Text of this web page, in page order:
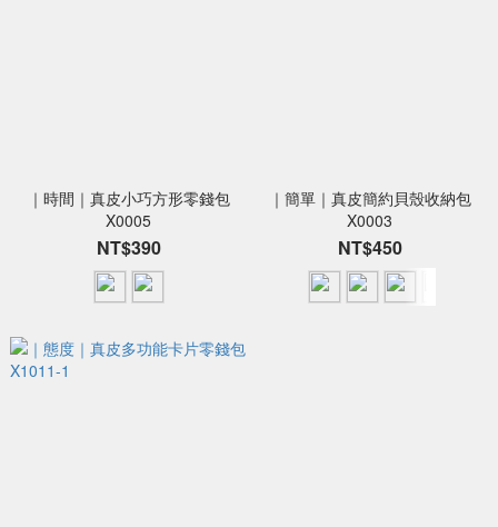
｜時間｜真皮小巧方形零錢包
X0005
NT$390
｜簡單｜真皮簡約貝殼收納包
X0003
NT$450